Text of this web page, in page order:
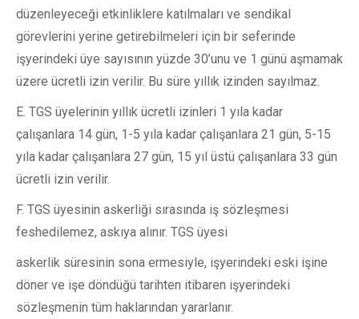
düzenleyeceği etkinliklere katılmaları ve sendikal
görevlerini yerine getirebilmeleri için bir seferinde
işyerindeki üye sayısının yüzde 30’unu ve 1 günü aşmamak
üzere ücretli izin verilir. Bu süre yıllık izinden sayılmaz.
E. TGS üyelerinin yıllık ücretli izinleri 1 yıla kadar
çalışanlara 14 gün, 1-5 yıla kadar çalışanlara 21 gün, 5-15
yıla kadar çalışanlara 27 gün, 15 yıl üstü çalışanlara 33 gün
ücretli izin verilir.
F. TGS üyesinin askerliği sırasında iş sözleşmesi
feshedilemez, askıya alınır. TGS üyesi
askerlik süresinin sona ermesiyle, işyerindeki eski işine
döner ve işe döndüğü tarihten itibaren işyerindeki
sözleşmenin tüm haklarından yararlanır.